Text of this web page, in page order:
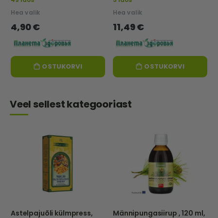
Hea valik
4,90 €
OSTUKORVI
Hea valik
11,49 €
OSTUKORVI
Veel sellest kategooriast
Astelpajuõli külmpress,
Männipungasiirup , 120 ml,